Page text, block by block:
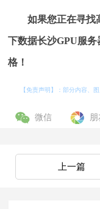
如果您正在寻找
下数据长沙GPU服
格！
【免责声明】：部分内容、
微信
上一篇